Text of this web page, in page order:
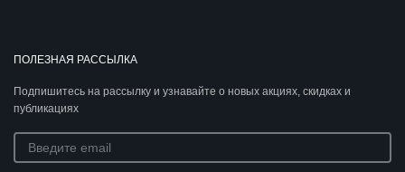
ПОЛЕЗНАЯ РАССЫЛКА
Подпишитесь на рассылку и узнавайте о новых акциях, скидках и
публикациях